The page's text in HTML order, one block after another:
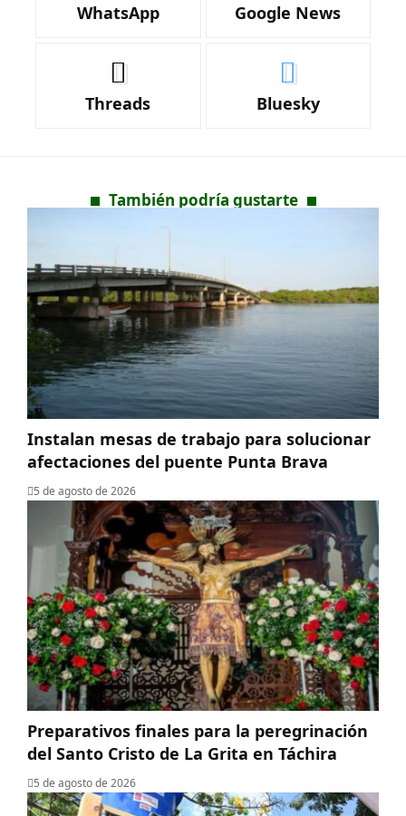
WhatsApp Google News
Threads Bluesky
También podría gustarte
Instalan mesas de trabajo para solucionar
afectaciones del puente Punta Brava
5 de agosto de 2026
Preparativos finales para la peregrinación
del Santo Cristo de La Grita en Táchira
5 de agosto de 2026